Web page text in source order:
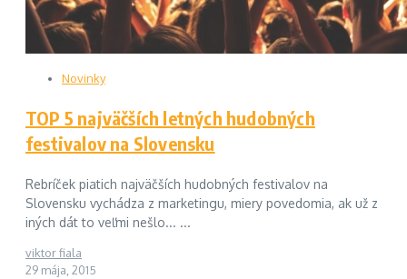
Novinky
TOP 5 najväčších letných hudobných
festivalov na Slovensku
Rebríček piatich najväčších hudobných festivalov na
Slovensku vychádza z marketingu, miery povedomia, ak už z
iných dát to veľmi nešlo... ...
viktor fiala
29 mája, 2015